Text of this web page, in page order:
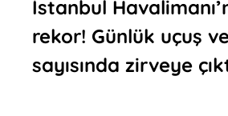
İstanbul
rekor! Günlük uçuş
sayısında zirveye